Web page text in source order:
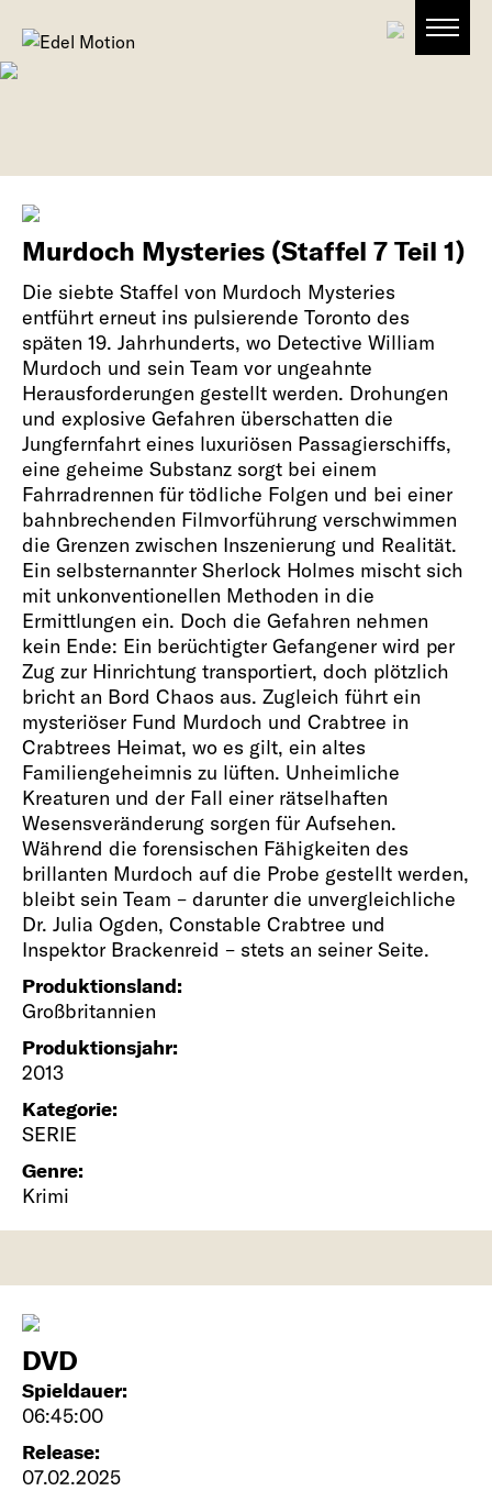
Murdoch Mysteries (Staffel 7 Teil 1)
Die siebte Staffel von Murdoch Mysteries
entführt erneut ins pulsierende Toronto des
späten 19. Jahrhunderts, wo Detective William
Murdoch und sein Team vor ungeahnte
Herausforderungen gestellt werden. Drohungen
und explosive Gefahren überschatten die
Jungfernfahrt eines luxuriösen Passagierschiffs,
eine geheime Substanz sorgt bei einem
Fahrradrennen für tödliche Folgen und bei einer
bahnbrechenden Filmvorführung verschwimmen
die Grenzen zwischen Inszenierung und Realität.
Ein selbsternannter Sherlock Holmes mischt sich
mit unkonventionellen Methoden in die
Ermittlungen ein. Doch die Gefahren nehmen
kein Ende: Ein berüchtigter Gefangener wird per
Zug zur Hinrichtung transportiert, doch plötzlich
bricht an Bord Chaos aus. Zugleich führt ein
mysteriöser Fund Murdoch und Crabtree in
Crabtrees Heimat, wo es gilt, ein altes
Familiengeheimnis zu lüften. Unheimliche
Kreaturen und der Fall einer rätselhaften
Wesensveränderung sorgen für Aufsehen.
Während die forensischen Fähigkeiten des
brillanten Murdoch auf die Probe gestellt werden,
bleibt sein Team – darunter die unvergleichliche
Dr. Julia Ogden, Constable Crabtree und
Inspektor Brackenreid – stets an seiner Seite.
Produktionsland:
Großbritannien
Produktionsjahr:
2013
Kategorie:
SERIE
Genre:
Krimi
DVD
Spieldauer:
06:45:00
Release:
07.02.2025